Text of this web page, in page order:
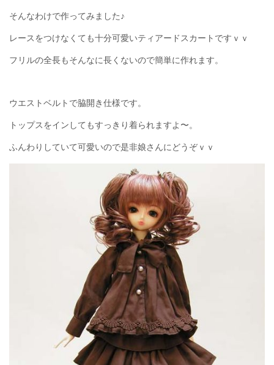
そんなわけで作ってみました♪
レースをつけなくても十分可愛いティアードスカートですｖｖ
フリルの全長もそんなに長くないので簡単に作れます。
ウエストベルトで脇開き仕様です。
トップスをインしてもすっきり着られますよ〜。
ふんわりしていて可愛いので是非娘さんにどうぞｖｖ